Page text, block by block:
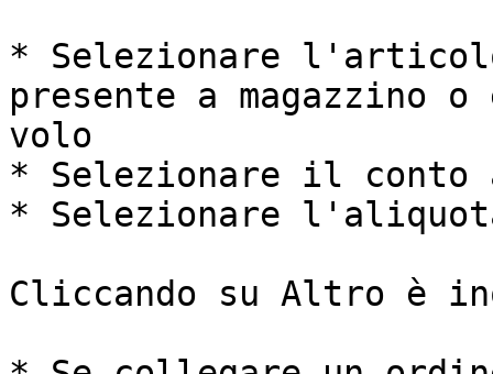
* Selezionare
presente a magazzino
volo
* Selezionare il conto
* Selezionare
Cliccando su Altro è